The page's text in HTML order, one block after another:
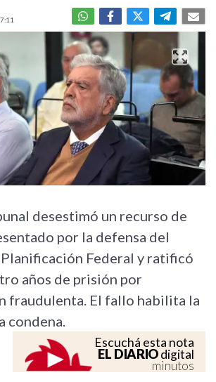
desestimó un recurso de
por la defensa del
Federal y ratificó
años de prisión por
fraudulenta. El fallo habilita la
condena.
Escuchá esta nota
EL DIARIOdigital
minutos